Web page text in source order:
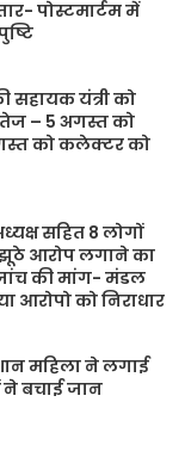
पोस्टमार्टम में
यंत्री को
– 5 अगस्त को
को कलेक्टर को
सहित 8 लोगों
झूठे आरोप लगाने का
की मांग- मंडल
आरोपो को निराधार
महिला ने लगाई
बचाई जान